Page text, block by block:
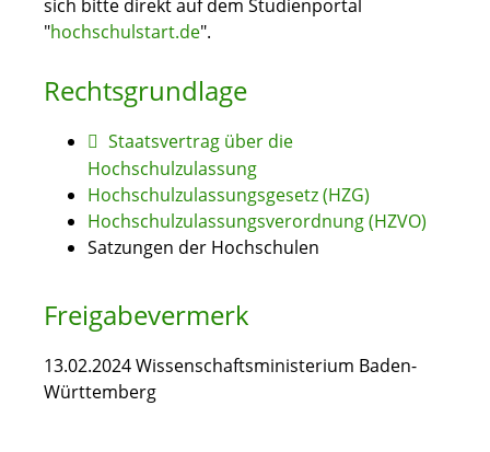
sich bitte direkt auf dem Studienportal
"hochschulstart.de".
Rechtsgrundlage
Staatsvertrag über die
Hochschulzulassung
Hochschulzulassungsgesetz (HZG)
Hochschulzulassungsverordnung (HZVO)
Satzungen der Hochschulen
Freigabevermerk
13.02.2024Wissenschaftsministerium Baden-
Württemberg